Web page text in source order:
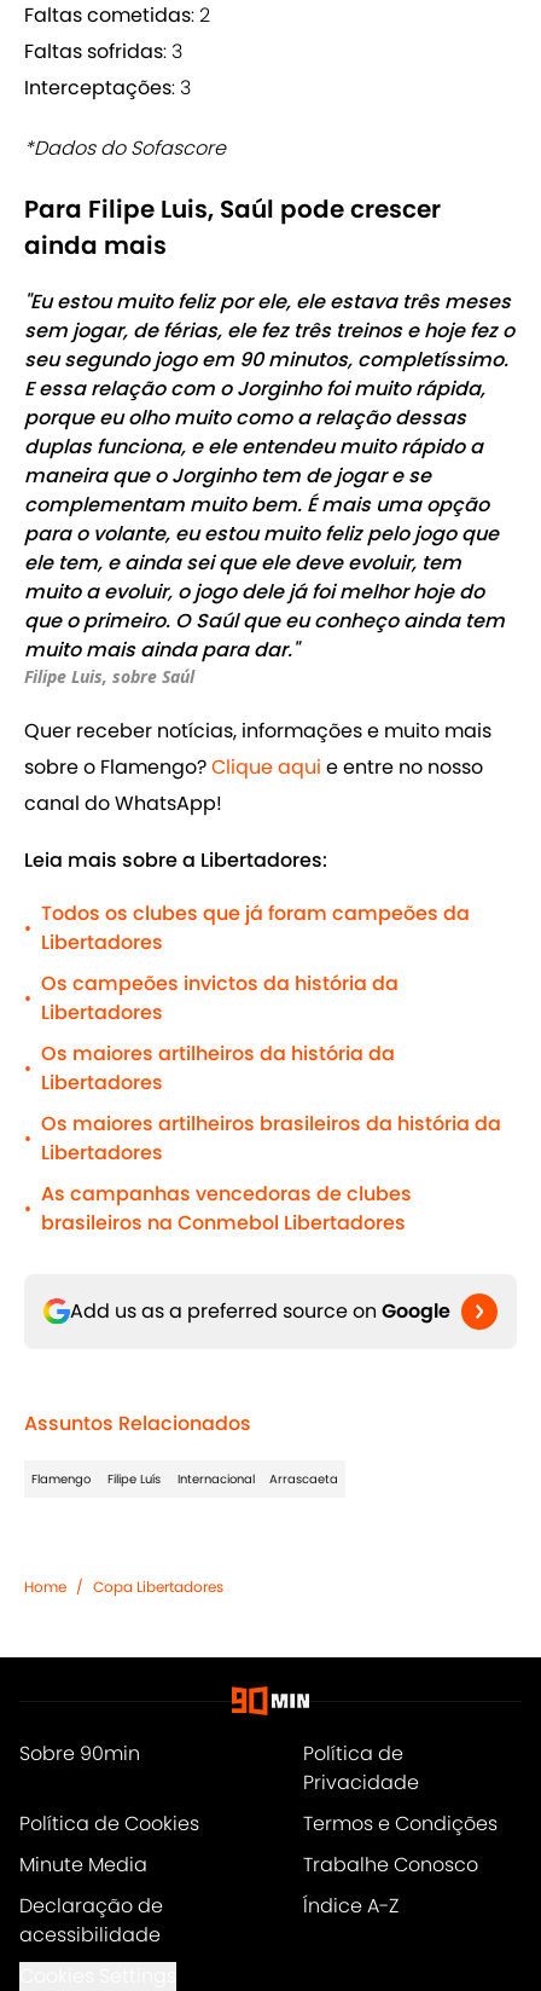
Faltas cometidas: 2
Faltas sofridas: 3
Interceptações: 3
*Dados do Sofascore
Para Filipe Luis, Saúl pode crescer
ainda mais
"Eu estou muito feliz por ele, ele estava três meses
sem jogar, de férias, ele fez três treinos e hoje fez o
seu segundo jogo em 90 minutos, completíssimo.
E essa relação com o Jorginho foi muito rápida,
porque eu olho muito como a relação dessas
duplas funciona, e ele entendeu muito rápido a
maneira que o Jorginho tem de jogar e se
complementam muito bem. É mais uma opção
para o volante, eu estou muito feliz pelo jogo que
ele tem, e ainda sei que ele deve evoluir, tem
muito a evoluir, o jogo dele já foi melhor hoje do
que o primeiro. O Saúl que eu conheço ainda tem
muito mais ainda para dar."
Filipe Luis, sobre Saúl
Quer receber notícias, informações e muito mais
sobre o Flamengo?Clique aqui e entre no nosso
canal do WhatsApp!
Leia mais sobre a Libertadores:
•
Todos os clubes que já foram campeões da
Libertadores
•
Os campeões invictos da história da
Libertadores
•
Os maiores artilheiros da história da
Libertadores
•
Os maiores artilheiros brasileiros da história da
Libertadores
•
As campanhas vencedoras de clubes
brasileiros na Conmebol Libertadores
Add us as a preferred source on Google
Assuntos Relacionados
Flamengo Filipe Luís Internacional Arrascaeta
Home / Copa Libertadores
Sobre 90min
Política de
Privacidade
Política de Cookies
Termos e Condições
Minute Media
Trabalhe Conosco
Declaração de
acessibilidade
Índice A-Z